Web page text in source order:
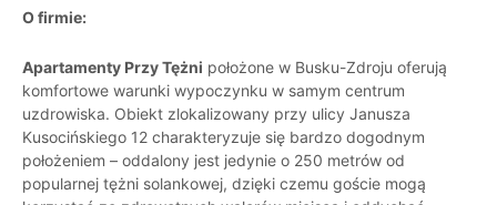
O firmie:
Apartamenty Przy Tężni położone w Busku-Zdroju oferują
komfortowe warunki wypoczynku w samym centrum
uzdrowiska. Obiekt zlokalizowany przy ulicy Janusza
Kusocińskiego 12 charakteryzuje się bardzo dogodnym
położeniem – oddalony jest jedynie o 250 metrów od
popularnej tężni solankowej, dzięki czemu goście mogą